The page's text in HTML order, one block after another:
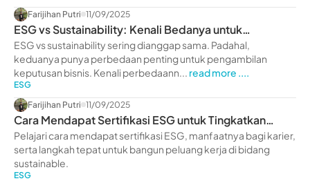
Farijihan Putri 11/09/2025
ESG vs Sustainability: Kenali Bedanya untuk
Keputusan Bisnis
ESG vs sustainability sering dianggap sama. Padahal,
keduanya punya perbedaan penting untuk pengambilan
keputusan bisnis. Kenali perbedaann... read more ....
ESG
Farijihan Putri 11/09/2025
Cara Mendapat Sertifikasi ESG untuk Tingkatkan
Karier
Pelajari cara mendapat sertifikasi ESG, manfaatnya bagi karier,
serta langkah tepat untuk bangun peluang kerja di bidang
sustainable.
ESG